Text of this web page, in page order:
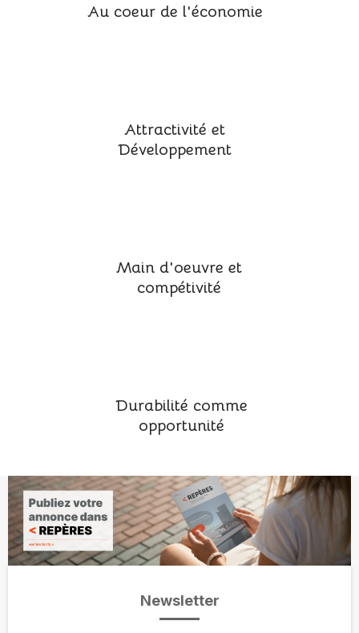
Au coeur de l'économie
Attractivité et
Développement
Main d'oeuvre et
compétivité
Durabilité comme
opportunité
Newsletter